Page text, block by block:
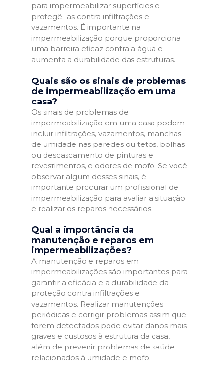
para impermeabilizar superfícies e
protegê-las contra infiltrações e
vazamentos. É importante na
impermeabilização porque proporciona
uma barreira eficaz contra a água e
aumenta a durabilidade das estruturas.
Quais são os sinais de problemas
de impermeabilização em uma
casa?
Os sinais de problemas de
impermeabilização em uma casa podem
incluir infiltrações, vazamentos, manchas
de umidade nas paredes ou tetos, bolhas
ou descascamento de pinturas e
revestimentos, e odores de mofo. Se você
observar algum desses sinais, é
importante procurar um profissional de
impermeabilização para avaliar a situação
e realizar os reparos necessários.
Qual a importância da
manutenção e reparos em
impermeabilizações?
A manutenção e reparos em
impermeabilizações são importantes para
garantir a eficácia e a durabilidade da
proteção contra infiltrações e
vazamentos. Realizar manutenções
periódicas e corrigir problemas assim que
forem detectados pode evitar danos mais
graves e custosos à estrutura da casa,
além de prevenir problemas de saúde
relacionados à umidade e mofo.